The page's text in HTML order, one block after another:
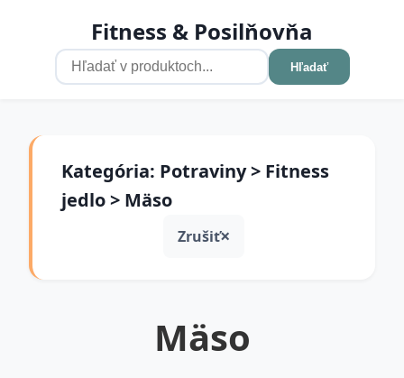
Fitness & Posilňovňa
Hľadať
Kategória: Potraviny > Fitness
jedlo > Mäso
Zrušiť
Mäso